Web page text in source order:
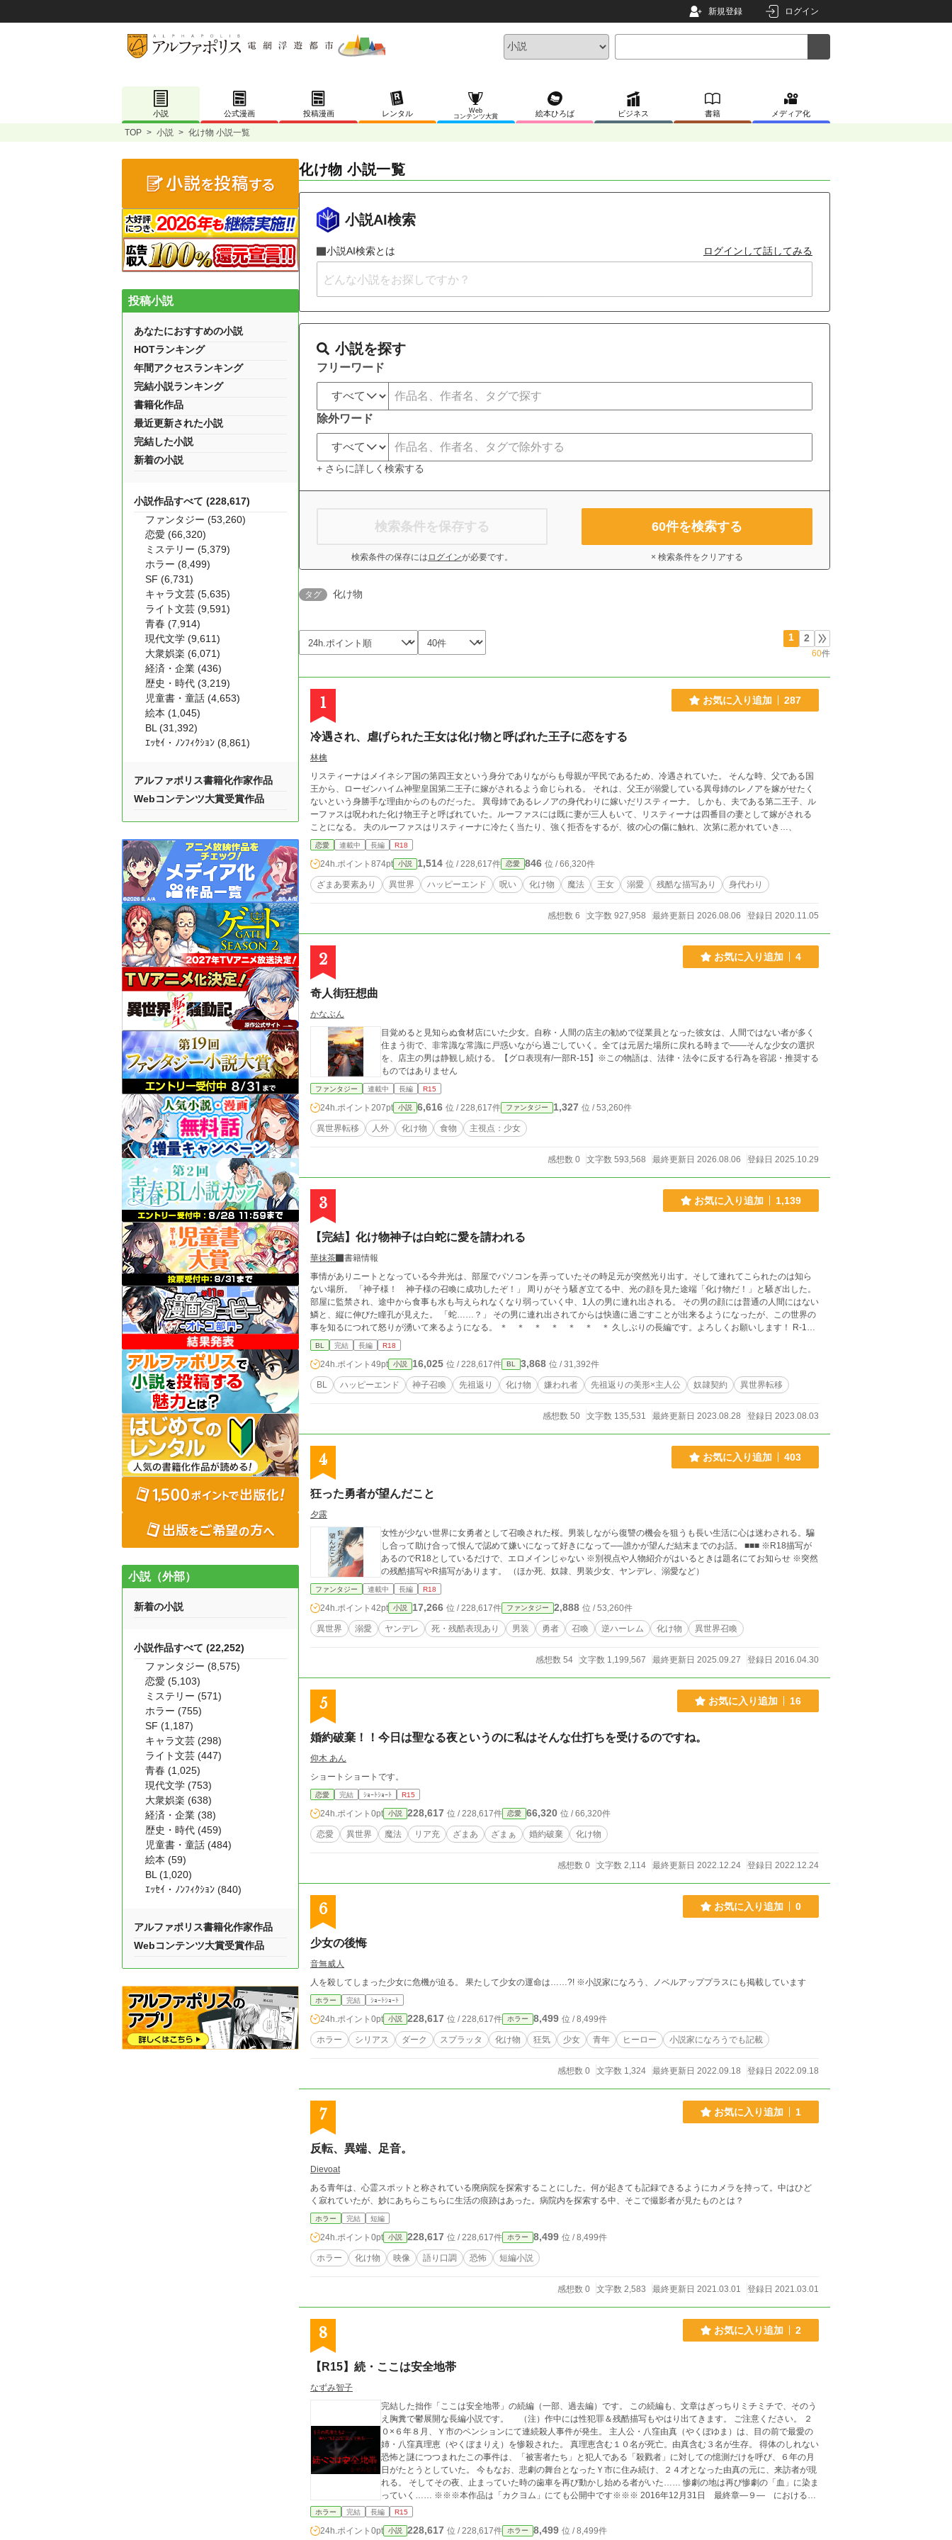
新規登録 ログイン
小説 公式漫画 投稿漫画 レンタル
Web
コンテンツ大賞
絵本ひろば ビジネス 書籍 メディア化
TOP > 小説 > 化け物 小説一覧
化け物 小説一覧
小説AI検索
小説AI検索とは ログインして話してみる
小説を探す
フリーワード
除外ワード
+ さらに詳しく検索する
検索条件を保存する
検索条件の保存には ログインが必要です。
60件を検索する
× 検索条件をクリアする
タグ 化け物
1 2
60件
1 お気に入り追加 287
冷遇され、虐げられた王女は化け物と呼ばれた王子に恋をする
林檎
リスティーナはメイネシア国の第四王女という身分でありながらも母親が平民であるため、冷遇されていた。 そんな時、父である国
王から、ローゼンハイム神聖皇国第二王子に嫁がされるよう命じられる。 それは、父王が溺愛している異母姉のレノアを嫁がせたく
ないという身勝手な理由からのものだった。 異母姉であるレノアの身代わりに嫁いだリスティーナ。 しかも、夫である第二王子、ル
ーファスは呪われた化け物王子と呼ばれていた。ルーファスには既に妻が三人もいて、リスティーナは四番目の妻として嫁がされる
ことになる。 夫のルーファスはリスティーナに冷たく当たり、強く拒否をするが、彼の心の傷に触れ、次第に惹かれていき…、
恋愛 連載中 長編 R18
24h.ポイント 874pt 小説 1,514 位 / 228,617件 恋愛 846 位 / 66,320件
ざまあ要素あり 異世界 ハッピーエンド 呪い 化け物 魔法 王女 溺愛 残酷な描写あり 身代わり
感想数 6 文字数 927,958 最終更新日 2026.08.06 登録日 2020.11.05
2 お気に入り追加 4
奇人街狂想曲
かなぶん
目覚めると見知らぬ食材店にいた少女。自称・人間の店主の勧めで従業員となった彼女は、人間ではない者が多く
住まう街で、非常識な常識に戸惑いながら過ごしていく。全ては元居た場所に戻れる時まで――そんな少女の選択
を、店主の男は静観し続ける。【グロ表現有/一部R-15】※この物語は、法律・法令に反する行為を容認・推奨する
ものではありません
ファンタジー 連載中 長編 R15
24h.ポイント 207pt 小説 6,616 位 / 228,617件 ファンタジー 1,327 位 / 53,260件
異世界転移 人外 化け物 食物 主視点：少女
感想数 0 文字数 593,568 最終更新日 2026.08.06 登録日 2025.10.29
3 お気に入り追加 1,139
【完結】化け物神子は白蛇に愛を請われる
華抹茶
書籍情報
事情がありニートとなっている今井光は、部屋でパソコンを弄っていたその時足元が突然光り出す。そして連れてこられたのは知ら
ない場所。 「神子様！ 神子様の召喚に成功したぞ！」 周りがそう騒ぎ立てる中、光の顔を見た途端「化け物だ！」と騒ぎ出した。
部屋に監禁され、途中から食事も水も与えられなくなり弱っていく中、1人の男に連れ出される。 その男の顔には普通の人間にはない
鱗と、縦に伸びた瞳孔が見えた。 「蛇……？」 その男に連れ出されてからは快適に過ごすことが出来るようになったが、この世界の
事を知るにつれて怒りが湧いて来るようになる。 ＊ ＊ ＊ ＊ ＊ ＊ ＊ 久しぶりの長編です。よろしくお願いします！ R-18
には※印つけてます。 ざまぁはありますが、それを強く求めている方には物足りないなどあると思います。ご注意ください。
BL 完結 長編 R18
24h.ポイント 49pt 小説 16,025 位 / 228,617件 BL 3,868 位 / 31,392件
BL ハッピーエンド 神子召喚 先祖返り 化け物 嫌われ者 先祖返りの美形×主人公 奴隷契約 異世界転移
感想数 50 文字数 135,531 最終更新日 2023.08.28 登録日 2023.08.03
4 お気に入り追加 403
狂った勇者が望んだこと
夕露
女性が少ない世界に女勇者として召喚された桜。男装しながら復讐の機会を狙うも長い生活に心は迷わされる。騙
し合って助け合って恨んで認めて嫌いになって好きになって──誰かが望んだ結末までのお話。 ■■■ ※R18描写が
あるのでR18としているだけで、エロメインじゃない ※別視点や人物紹介がはいるときは題名にてお知らせ ※突然
の残酷描写やR描写があります。 （ほか死、奴隷、男装少女、ヤンデレ、溺愛など）
ファンタジー 連載中 長編 R18
24h.ポイント 42pt 小説 17,266 位 / 228,617件 ファンタジー 2,888 位 / 53,260件
異世界 溺愛 ヤンデレ 死・残酷表現あり 男装 勇者 召喚 逆ハーレム 化け物 異世界召喚
感想数 54 文字数 1,199,567 最終更新日 2025.09.27 登録日 2016.04.30
5 お気に入り追加 16
婚約破棄！！今日は聖なる夜というのに私はそんな仕打ちを受けるのですね。
仰木 あん
ショートショートです。
恋愛 完結 ｼｮｰﾄｼｮｰﾄ R15
24h.ポイント 0pt 小説 228,617 位 / 228,617件 恋愛 66,320 位 / 66,320件
恋愛 異世界 魔法 リア充 ざまあ ざまぁ 婚約破棄 化け物
感想数 0 文字数 2,114 最終更新日 2022.12.24 登録日 2022.12.24
6 お気に入り追加 0
少女の後悔
音無威人
人を殺してしまった少女に危機が迫る。 果たして少女の運命は……?! ※小説家になろう、ノベルアッププラスにも掲載しています
ホラー 完結 ｼｮｰﾄｼｮｰﾄ
24h.ポイント 0pt 小説 228,617 位 / 228,617件 ホラー 8,499 位 / 8,499件
ホラー シリアス ダーク スプラッタ 化け物 狂気 少女 青年 ヒーロー 小説家になろうでも記載
感想数 0 文字数 1,324 最終更新日 2022.09.18 登録日 2022.09.18
7 お気に入り追加 1
反転、異端、足音。
Dievoat
ある青年は、心霊スポットと称されている廃病院を探索することにした。何が起きても記録できるようにカメラを持って。中はひど
く寂れていたが、妙にあちらこちらに生活の痕跡はあった。病院内を探索する中、そこで撮影者が見たものとは？
ホラー 完結 短編
24h.ポイント 0pt 小説 228,617 位 / 228,617件 ホラー 8,499 位 / 8,499件
ホラー 化け物 映像 語り口調 恐怖 短編小説
感想数 0 文字数 2,583 最終更新日 2021.03.01 登録日 2021.03.01
8 お気に入り追加 2
【R15】続・ここは安全地帯
なずみ智子
完結した拙作「ここは安全地帯」の続編（一部、過去編）です。 この続編も、文章はぎっちりミチミチで、そのう
え胸糞で鬱展開な長編小説です。 （注）作中には性犯罪＆残酷描写もやはり出てきます。 ご注意ください。 ２
０×６年８月、Ｙ市のペンションにて連続殺人事件が発生。 主人公・八窪由真（やくぼゆま）は、目の前で最愛の
姉・八窪真理恵（やくぼまりえ）を惨殺された。 真理恵含む１０名が死亡。由真含む３名が生存。 得体のしれない
恐怖と謎につつまれたこの事件は、「被害者たち」と犯人である「殺戮者」に対しての憶測だけを呼び、６年の月
日がたとうとしていた。 今もなお、悲劇の舞台となったＹ市に住み続け、２４才となった由真の元に、来訪者が現
れる。 そしてその夜、止まっていた時の歯車を再び動かし始める者がいた…… 惨劇の地は再び惨劇の「血」に染ま
っていく…… ※※※本作品は「カクヨム」にても公開中です※※※ 2016年12月31日 最終章―９― における登
場人物の台詞を一か所修正しました。
ホラー 完結 長編 R15
24h.ポイント 0pt 小説 228,617 位 / 228,617件 ホラー 8,499 位 / 8,499件
投稿小説
あなたにおすすめの小説
HOTランキング
年間アクセスランキング
完結小説ランキング
書籍化作品
最近更新された小説
完結した小説
新着の小説
小説作品すべて (228,617)
ファンタジー (53,260)
恋愛 (66,320)
ミステリー (5,379)
ホラー (8,499)
SF (6,731)
キャラ文芸 (5,635)
ライト文芸 (9,591)
青春 (7,914)
現代文学 (9,611)
大衆娯楽 (6,071)
経済・企業 (436)
歴史・時代 (3,219)
児童書・童話 (4,653)
絵本 (1,045)
BL (31,392)
ｴｯｾｲ・ﾉﾝﾌｨｸｼｮﾝ (8,861)
アルファポリス書籍化作家作品
Webコンテンツ大賞受賞作品
小説（外部）
新着の小説
小説作品すべて (22,252)
ファンタジー (8,575)
恋愛 (5,103)
ミステリー (571)
ホラー (755)
SF (1,187)
キャラ文芸 (298)
ライト文芸 (447)
青春 (1,025)
現代文学 (753)
大衆娯楽 (638)
経済・企業 (38)
歴史・時代 (459)
児童書・童話 (484)
絵本 (59)
BL (1,020)
ｴｯｾｲ・ﾉﾝﾌｨｸｼｮﾝ (840)
アルファポリス書籍化作家作品
Webコンテンツ大賞受賞作品